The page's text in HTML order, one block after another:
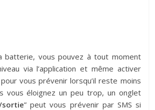
batterie, vous pouvez à tout moment
via l’application et même activer
vous prévenir lorsqu’il reste moins
vous éloignez un peu trop, un onglet
sortie” peut vous prévenir par SMS si